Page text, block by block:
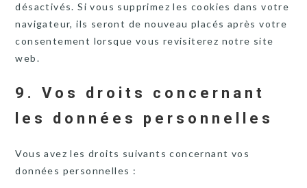
désactivés. Si vous supprimez les cookies dans votre
navigateur, ils seront de nouveau placés après votre
consentement lorsque vous revisiterez notre site
web.
9. Vos droits concernant
les données personnelles
Vous avez les droits suivants concernant vos
données personnelles :